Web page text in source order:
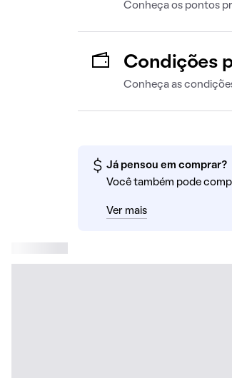
Conheça os pontos
Condições
Conheça as
Já pensou em comprar?
Você também pode
Ver mais